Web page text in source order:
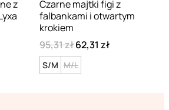
z
Czarne majtki figi z
falbankami i otwartym
krokiem
95,31 zł62,31 zł
S/M M/L